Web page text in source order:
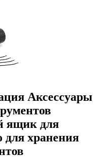
Аксессуары
ящик для
для хранения